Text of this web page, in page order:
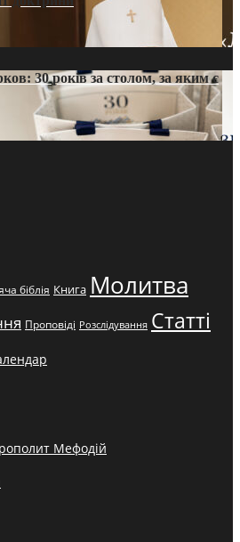
30 років за столом, за яким є
біблія Книга Молитва
Проповіді Розслідування Статті
Мефодій